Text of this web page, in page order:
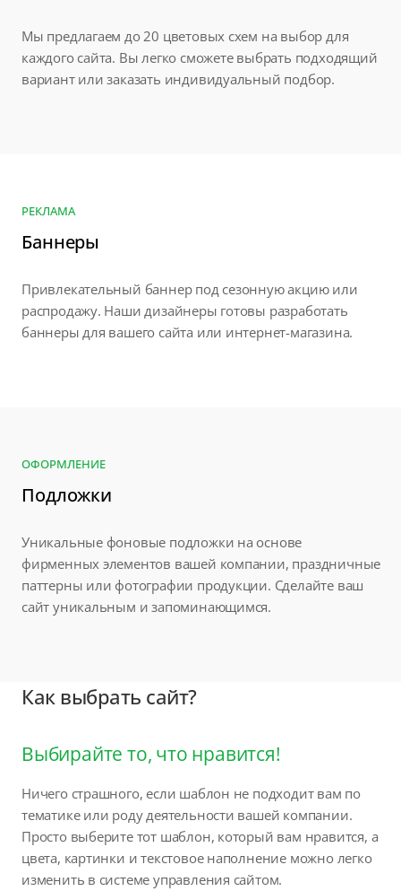
Мы предлагаем до 20 цветовых схем на выбор для
каждого сайта. Вы легко сможете выбрать подходящий
вариант или заказать индивидуальный подбор.
РЕКЛАМА
Баннеры
Привлекательный баннер под сезонную акцию или
распродажу. Наши дизайнеры готовы разработать
баннеры для вашего сайта или интернет-магазина.
ОФОРМЛЕНИЕ
Подложки
Уникальные фоновые подложки на основе
фирменных элементов вашей компании, праздничные
паттерны или фотографии продукции. Сделайте ваш
сайт уникальным и запоминающимся.
Как выбрать сайт?
Выбирайте то, что нравится!
Ничего страшного, если шаблон не подходит вам по
тематике или роду деятельности вашей компании.
Просто выберите тот шаблон, который вам нравится, а
цвета, картинки и текстовое наполнение можно легко
изменить в системе управления сайтом.